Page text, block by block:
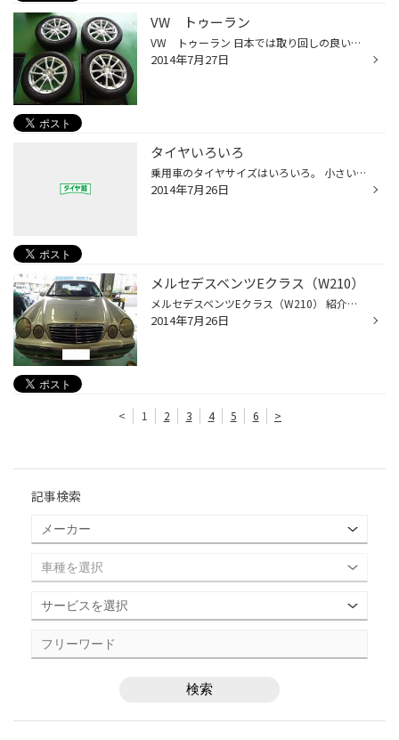
VW トゥーラン
VW トゥーラン 日本では取り回しの良い大きさのミニバンです。 タイヤサイズは205/55R16。 年初の降雪の影響でこの真夏日にも夏タイヤへの脱着があるタイヤ館西荻窪。 土日になると普段使わない方がやっとこさ履き替えに来られます。 今回のトゥーランはスタッドレスタイヤに純正ホイールを組み込...
2014年7月27日
タイヤいろいろ
乗用車のタイヤサイズはいろいろ。 小さいタイヤは軽トラック用。 サンバー、ハイゼット、エブリイなどに使用されています。 大きいタイヤはビッグセダン用。 メルセデスベンツSクラス、BMW7シリーズ、フーガ、シーマ等もこんな大きいサイズが 付けられています。同じ速度なら小さいタイヤの方がよ...
2014年7月26日
メルセデスベンツEクラス（W210）
メルセデスベンツEクラス（W210） 紹介でご来店いただいたTさんのW210。長期間大事に乗っていますね。 今回そんな愛車をブラッシュアップするタイヤはレグノGR-XT。 静粛性乗り心地がピカイチのコンフォートタイヤです。 個人タクシーが装着しているタイヤで人気が高いのがレグノ。 プロのドライバ...
2014年7月26日
< 1 2 3 4 5 6 >
記事検索